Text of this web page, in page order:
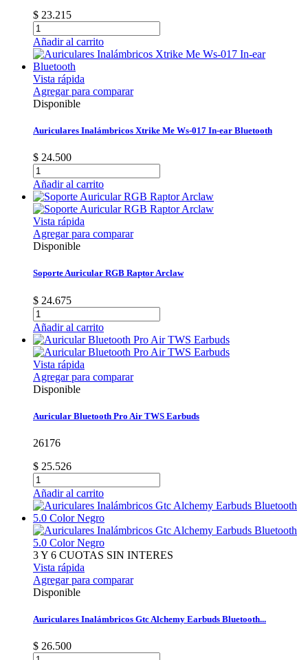
$ 23.215
Añadir al carrito
Vista rápida
Agregar para comparar
Disponible
Auriculares Inalámbricos Xtrike Me Ws-017 In-ear Bluetooth
$ 24.500
Añadir al carrito
Vista rápida
Agregar para comparar
Disponible
Soporte Auricular RGB Raptor Arclaw
$ 24.675
Añadir al carrito
Vista rápida
Agregar para comparar
Disponible
Auricular Bluetooth Pro Air TWS Earbuds
26176
$ 25.526
Añadir al carrito
3 Y 6 CUOTAS SIN INTERES
Vista rápida
Agregar para comparar
Disponible
Auriculares Inalámbricos Gtc Alchemy Earbuds Bluetooth...
$ 26.500